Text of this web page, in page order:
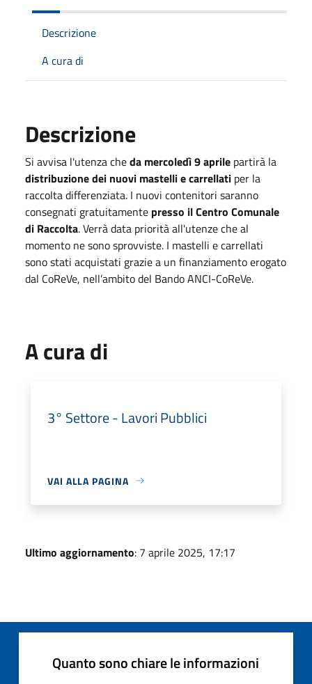
Descrizione
A cura di
Descrizione
Si avvisa l'utenza cheda mercoledì 9 aprile partirà la
distribuzione dei nuovi mastelli e carrellati per la
raccolta differenziata. I nuovi contenitori saranno
consegnati gratuitamente presso il Centro Comunale
di Raccolta. Verrà data priorità all'utenze che al
momento ne sono sprovviste. I mastelli e carrellati
sono stati acquistati grazie a un finanziamento erogato
dal CoReVe, nell’ambito del Bando ANCI-CoReVe.
A cura di
3° Settore - Lavori Pubblici
VAI ALLA PAGINA
Ultimo aggiornamento: 7 aprile 2025, 17:17
Quanto sono chiare le informazioni